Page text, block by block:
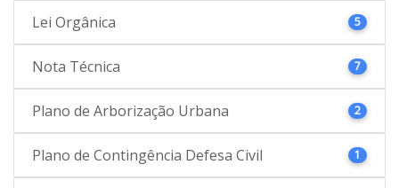
Lei Orgânica 5
Nota Técnica 7
Plano de Arborização Urbana 2
Plano de Contingência Defesa Civil 1